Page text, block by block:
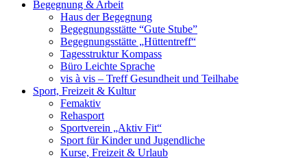
Begegnung & Arbeit
Haus der Begegnung
Begegnungsstätte “Gute Stube”
Begegnungsstätte „Hüttentreff“
Tagesstruktur Kompass
Büro Leichte Sprache
vis à vis – Treff Gesundheit und Teilhabe
Sport, Freizeit & Kultur
Femaktiv
Rehasport
Sportverein „Aktiv Fit“
Sport für Kinder und Jugendliche
Kurse, Freizeit & Urlaub